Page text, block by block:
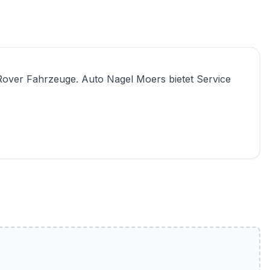
Fahrzeuge. Auto Nagel Moers bietet Service